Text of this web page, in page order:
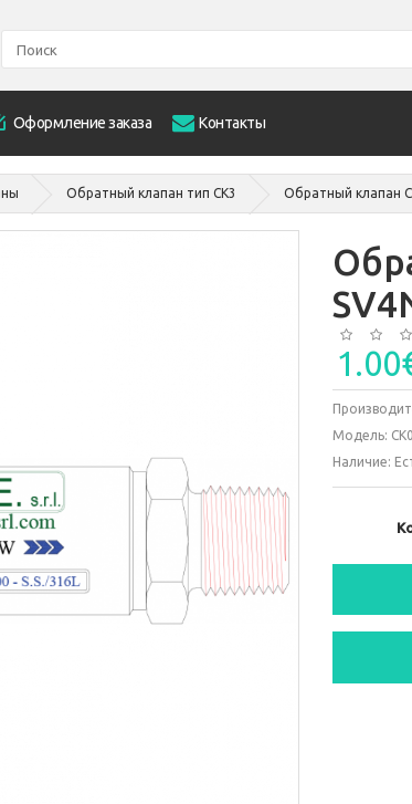
Оформление заказа Контакты
Обратный клапан тип СК3 Обратный клапан
Модель:
Наличие: